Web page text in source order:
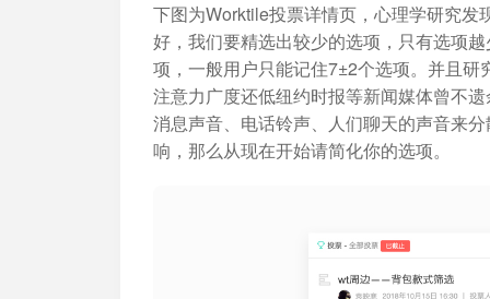
下图为Worktile投票详情页，心理学研究
好，我们要精选出较少的选项，只有选项
项，一般用户只能记住7±2个选项。并且
注意力广度还低纽约时报等新闻媒体曾不
消息声音、电话铃声、人们聊天的声音来
响，那么从现在开始请简化你的选项。